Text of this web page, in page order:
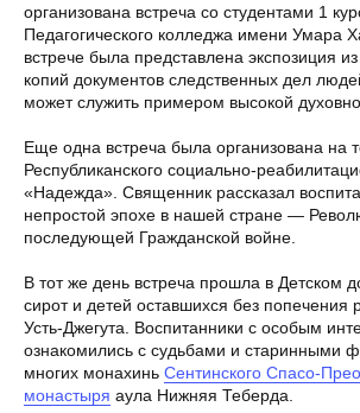
организована встреча со студентами 1
Педагогического колледжа имени Умара
встрече была представлена экспозиция
копий документов следственных дел
может служить примером высокой
Еще одна встреча была организована на
Республиканского социально-
«Надежда». Священник рассказал
непростой эпохе в нашей стране —
последующей Гражданской войне.
В тот же день встреча прошла в Детском
сирот и детей оставшихся без попечения
Усть-Джегута. Воспитанники с особым
ознакомились с судьбами и старинными
многих монахинь Сентинского Спасо-
монастыря аула Нижняя Теберда.